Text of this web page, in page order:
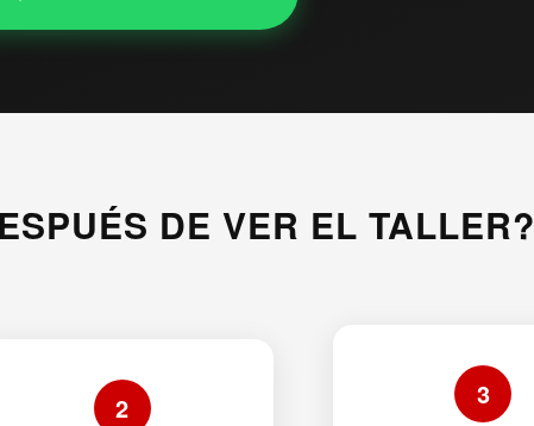
DE VER EL TALLER?
2 3